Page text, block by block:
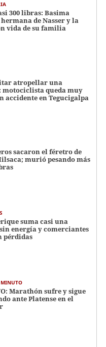
300 libras: Basima
de Nasser y la
vida de su familia
atropellar una
motociclista queda muy
accidente en Tegucigalpa
sacaron el féretro de
murió pesando más
suma casi una
energía y comerciantes
pérdidas
Marathón sufre y sigue
ante Platense en el